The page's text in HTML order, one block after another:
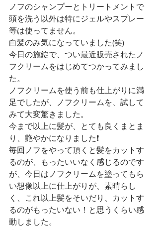
ノフのシャンプーとトリートメントで
頭を洗う以外は特にジェルやスプレー
等は使ってません。
白髪のみ気になっていました(笑)
今日の施錠で、つい最近販売されたノ
フクリームをはじめてつかってみまし
た。
ノフクリームを使う前も仕上がりに満
足でしたが、ノフクリームを、試して
みて大変驚きました。
今まで以上に髪が、とても良くまとま
り、艶やかになりました❗️
毎回ノフをやって頂くと髪をカットす
るのが、もったいいなく感じるのです
が、今日はノフクリームを塗ってもら
い想像以上に仕上がりが、素晴らし
く、これ以上髪をそいだり、カットす
るのがもったいない！と思うくらい感
動しました。